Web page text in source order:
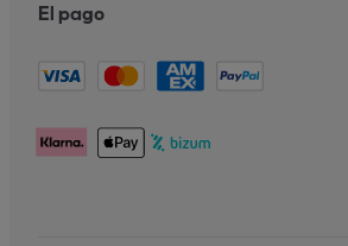
El pago